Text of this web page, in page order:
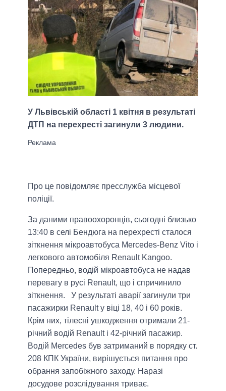
У Львівській області 1 квітня в результаті
ДТП на перехресті загинули 3 людини.
Про це повідомляє пресслужба місцевої
поліції.
За даними правоохоронців, сьогодні близько
13:40 в селі Бендюга на перехресті сталося
зіткнення мікроавтобуса Mercedes-Benz Vito і
легкового автомобіля Renault Kangoo.
Попередньо, водій мікроавтобуса не надав
перевагу в русі Renault, що і спричинило
зіткнення. У результаті аварії загинули три
пасажирки Renault у віці 18, 40 і 60 років.
Крім них, тілесні ушкодження отримали 21-
річний водій Renault і 42-річний пасажир.
Водій Mercedes був затриманий в порядку ст.
208 КПК України, вирішується питання про
обрання запобіжного заходу. Наразі
досудове розслідування триває.